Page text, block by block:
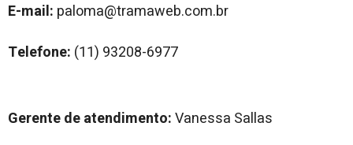
E-mail: paloma@tramaweb.com.br
Telefone: (11) 93208-6977
Gerente de atendimento:Vanessa Sallas